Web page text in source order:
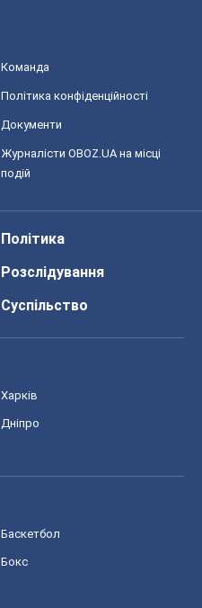
Команда
Політика конфіденційності
Документи
Журналісти OBOZ.UA на місці
подій
Політика
Розслідування
Суспільство
Харків
Дніпро
Баскетбол
Бокс